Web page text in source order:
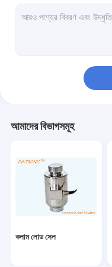
বেলন পরিবাহক স্কেল
স্ট্যাটিক চার্জিং সরঞ্জাম
টিআইজে ইঙ্কজেট প্রিন্টার
আমাদের বিভাগসমূহ
কলাম লোড সেল